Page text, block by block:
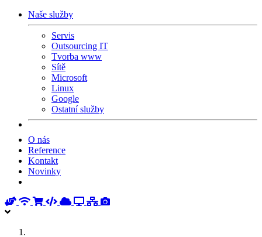
Naše služby
Servis
Outsourcing IT
Tvorba www
Sítě
Microsoft
Linux
Google
Ostatní služby
O nás
Reference
Kontakt
Novinky